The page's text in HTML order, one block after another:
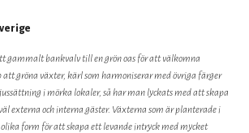
gammalt bankvalv till en grön oas för att välkomna
att gröna växter, kärl som harmoniserar med övriga färger
i mörka lokaler, så har man lyckats med att skapa
externa och interna gäster. Växterna som är planterade i
form för att skapa ett levande intryck med mycket